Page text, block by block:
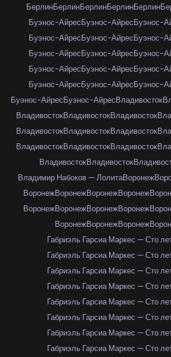
БерлинБерлинБерлинБерлинБерлин
Буэнос-АйресБуэнос-АйресБуэнос-
Буэнос-АйресБуэнос-АйресБуэнос-
Буэнос-АйресБуэнос-АйресБуэнос-
Буэнос-АйресБуэнос-АйресБуэнос-
Буэнос-АйресБуэнос-АйресБуэнос-
Буэнос-АйресБуэнос-АйресВладивосток
ВладивостокВладивостокВладивосток
ВладивостокВладивостокВладивосток
ВладивостокВладивостокВладивосток
ВладивостокВладивосток
Владимир Набоков — ЛолитаВоронеж
ВоронежВоронежВоронежВоронеж
ВоронежВоронежВоронежВоронеж
ВоронежВоронежВоронеж
Габриэль Гарсиа Маркес — Сто
Габриэль Гарсиа Маркес — Сто
Габриэль Гарсиа Маркес — Сто
Габриэль Гарсиа Маркес — Сто
Габриэль Гарсиа Маркес — Сто
Габриэль Гарсиа Маркес — Сто
Габриэль Гарсиа Маркес — Сто
Габриэль Гарсиа Маркес — Сто